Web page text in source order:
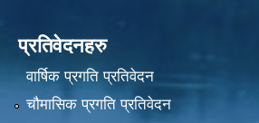
प्रतिवेदनहरु
वार्षिक प्रगति प्रतिवेदन
चौमासिक प्रगति प्रतिवेदन